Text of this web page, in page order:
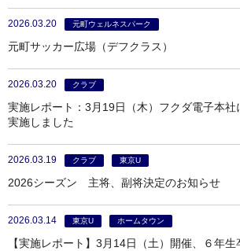
2026.03.20 元町ウェルネスパーク
元町サッカー広場（デフクラス）
2026.03.20 クラブ
実施レポート：3月19日（木）フクダ電子本社
実施しました
2026.03.19 クラブ 東京U
2026シーズン 主将、副将決定のお知らせ
2026.03.14 東京U ホームタウン
【実施レポート】3月14日（土）開催、６年